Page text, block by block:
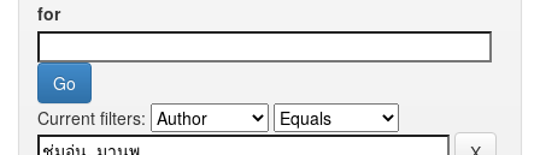
for
Current filters: